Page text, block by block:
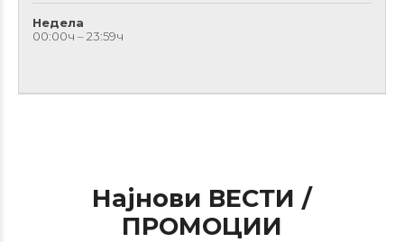
Недела
00:00ч – 23:59ч
Најнови ВЕСТИ /
ПРОМОЦИИ